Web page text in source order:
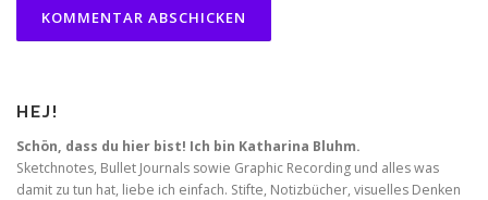
HEJ!
Schön, dass du hier bist! Ich bin Katharina Bluhm.
Sketchnotes, Bullet Journals sowie Graphic Recording und alles was
damit zu tun hat, liebe ich einfach. Stifte, Notizbücher, visuelles Denken